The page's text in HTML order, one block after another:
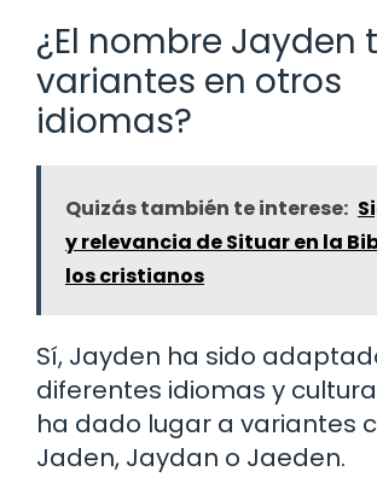
¿El nombre Jayden
variantes en otros
idiomas?
Quizás también te interese:
y relevancia de Situar en la
los cristianos
Sí, Jayden ha sido
diferentes idiomas y
ha dado lugar a variantes
Jaden, Jaydan o Jaeden.